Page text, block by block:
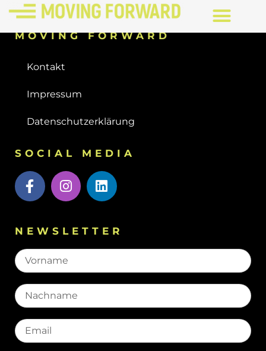
MOVING FORWARD
Kontakt
Impressum
Datenschutzerklärung
SOCIAL MEDIA
NEWSLETTER